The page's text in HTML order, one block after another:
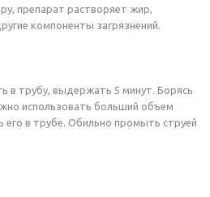
препарат растворяет жир,
компоненты загрязнений.
в трубу, выдержать 5 минут. Борясь
использовать больший объем
в трубе. Обильно промыть струей